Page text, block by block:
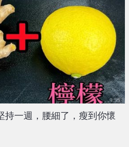
持一週，腰細了，瘦到你懷